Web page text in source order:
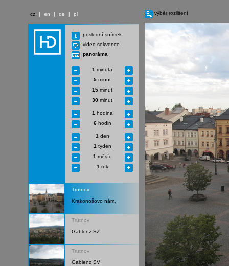
cz | en | de | pl
poslední snímek
video sekvence
panoráma
1 minuta
5 minut
15 minut
30 minut
1 hodina
6hodin
1 den
1 týden
1 měsíc
1 rok
Trutnov
Krakonošovo nám.
Trutnov
Gablenz SZ
Trutnov
Gablenz SV
výběr rozlišení